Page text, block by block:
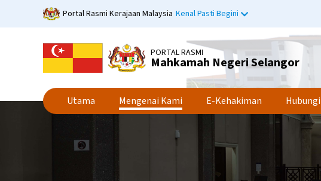
Portal Rasmi Kerajaan Malaysia Kenal Pasti Begini
PORTAL RASMI
Mahkamah Negeri Selangor
Utama Mengenai Kami E-Kehakiman Hubungi